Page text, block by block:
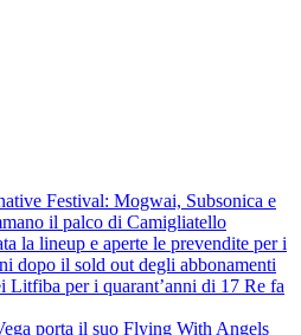
Festival: Mogwai, Subsonica e
il palco di Camigliatello
la lineup e aperte le prevendite per i
dopo il sold out degli abbonamenti
per i quarant’anni di 17 Re fa
porta il suo Flying With Angels